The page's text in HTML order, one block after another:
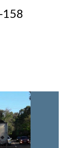
158